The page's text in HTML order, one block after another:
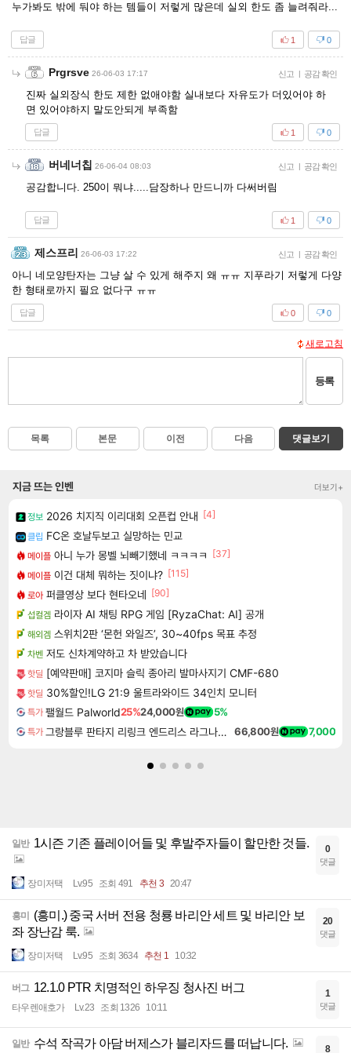
누가봐도 밖에 둬야 하는 템들이 저렇게 많은데 실외 한도 좀 늘려줘라...
답글 0
1
Prgrsve 26-06-03 17:17 신고 | 공감 확인
진짜 실외장식 한도 제한 없애야함 실내보다 자유도가 더있어야 하
면 있어야하지 말도안되게 부족함
답글 0
1
버네너칩 26-06-04 08:03 신고 | 공감 확인
공감합니다. 250이 뭐냐.....담장하나 만드니까 다써버림
답글 0
1
제스프리 26-06-03 17:22 신고 | 공감 확인
아니 네모양탄자는 그냥 살 수 있게 해주지 왜 ㅠㅠ 지푸라기 저렇게 다양
한 형태로까지 필요 없다구 ㅠㅠ
답글 0
0
새로고침
등록
목록 본문 이전 다음 댓글보기
지금 뜨는 인벤 더보기+
정보 2026 치지직 이리대회 오픈컵 안내 [4]
클립 FC온 호날두보고 실망하는 민교
메이플 아니 누가 몽벨 뇌빼기했네 ㅋㅋㅋㅋ
[37]
메이플 이건 대체 뭐하는 짓이냐? [115]
로아 퍼클영상 보다 현타오네 [90]
섭컬겜 라이자 AI 채팅 RPG 게임 [RyzaChat: AI] 공개
해외겜 스위치2판 ‘몬헌 와일즈’, 30~40fps 목표 추정
차벤 저도 신차계약하고 차 받았습니다
핫딜 [예약판매] 코지마 슬릭 종아리 발마사지기 CMF-680
핫딜 30%할인!LG 21:9 울트라와이드 34인치 모니터
특가 팰월드 Palworld25%24,000원 5%
특가 그랑블루 판타지 리링크 엔드리스 라그나로크 Granblue Fantasy Relink Endless Ragnarok 66,800원 7,000
일반 1시즌 기존 플레이어들 및 후발주자들이 할만한 것들.
장미저택 Lv.95 조회 491 추천 3 20:47
0
댓글
흥미
(흥미.) 중국 서버 전용 청룡 바리안 세트 및 바리안 보
좌 장난감 룩.
장미저택 Lv.95 조회 3634 추천 1 10:32
20
댓글
버그 12.1.0 PTR 치명적인 하우징 청사진 버그
타우렌애호가 Lv.23 조회 1326 10:11
1
댓글
일반 수석 작곡가 아담 버제스가 블리자드를 떠납니다. 8